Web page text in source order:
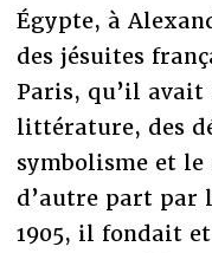
Égypte, à
des jésuites
Paris, qu’il avait
littérature, des
symbolisme et le
d’autre part par
1905, il fondait